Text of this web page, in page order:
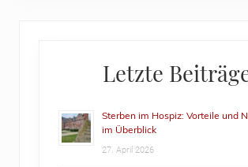
SidebarLetzte
Sterben im Hospiz: Vorteile und
im Überblick
27. April 2026